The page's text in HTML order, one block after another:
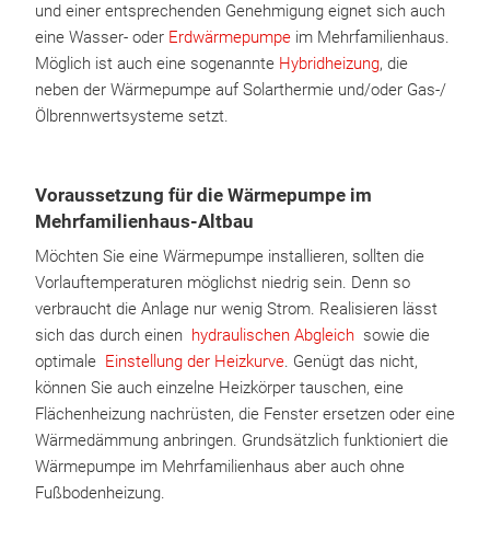
und einer entsprechenden Genehmigung eignet sich auch
eine Wasser- oder Erdwärmepumpe im Mehrfamilienhaus.
Möglich ist auch eine sogenannte Hybridheizung, die
neben der Wärmepumpe auf Solarthermie und/oder Gas-/
Ölbrennwertsysteme setzt.
Voraussetzung für die Wärmepumpe im
Mehrfamilienhaus-Altbau
Möchten Sie eine Wärmepumpe installieren, sollten die
Vorlauftemperaturen möglichst niedrig sein. Denn so
verbraucht die Anlage nur wenig Strom. Realisieren lässt
sich das durch einen hydraulischen Abgleich sowie die
optimale Einstellung der Heizkurve. Genügt das nicht,
können Sie auch einzelne Heizkörper tauschen, eine
Flächenheizung nachrüsten, die Fenster ersetzen oder eine
Wärmedämmung anbringen. Grundsätzlich funktioniert die
Wärmepumpe im Mehrfamilienhaus aber auch ohne
Fußbodenheizung.